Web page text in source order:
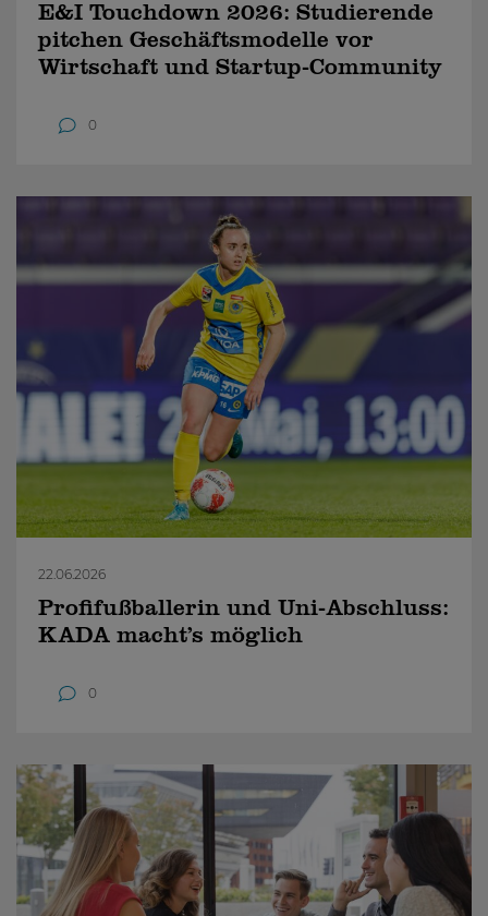
E&I Touchdown 2026: Studierende
pitchen Geschäftsmodelle vor
Wirtschaft und Startup-Community
0
22.06.2026
Profifußballerin und Uni-Abschluss:
KADA macht’s möglich
0